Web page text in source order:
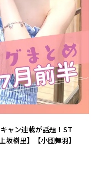
ャン連載が話題！ST
ルブログまとめ7月前半📝 【上坂樹里】【小國舞羽】